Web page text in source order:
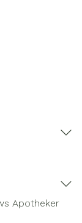
Apotheker